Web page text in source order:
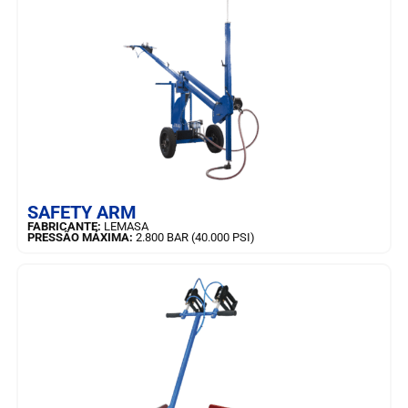
SAIBA MAIS
SAFETY ARM
FABRICANTE: LEMASA
PRESSÃO MÁXIMA: 2.800 BAR (40.000 PSI)